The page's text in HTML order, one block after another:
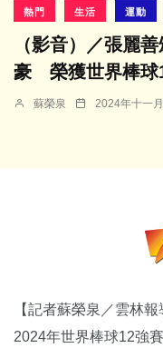
熱門 生活 運動
（影音）／張麗
豪 榮獲世界棒球
蘇榮泉 2024年十一
【記者蘇榮泉／雲林
2024年世界棒球12強